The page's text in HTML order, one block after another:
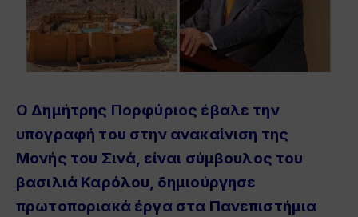
Ο Δημήτρης Πορφύριος έβαλε την
υπογραφή του στην ανακαίνιση της
Μονής του Σινά, είναι σύμβουλος του
βασιλιά Καρόλου, δημιούργησε
πρωτοποριακά έργα στα Πανεπιστήμια